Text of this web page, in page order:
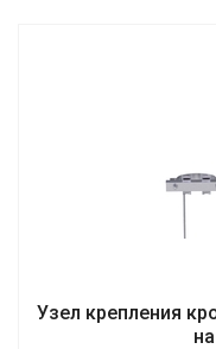
Узел крепления